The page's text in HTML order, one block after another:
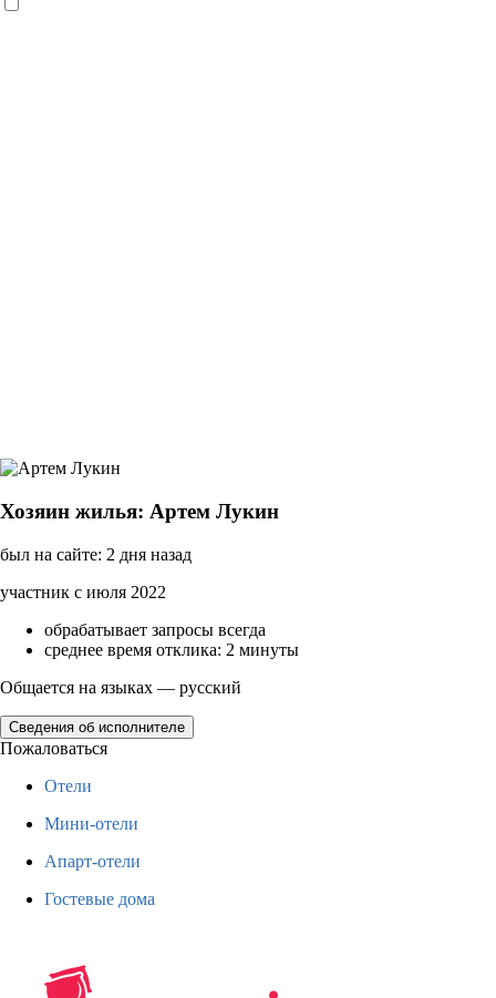
Хозяин жилья: Артем Лукин
был на сайте: 2 дня назад
участник с июля 2022
обрабатывает запросы всегда
среднее время отклика: 2 минуты
Общается на языках — русский
Сведения об исполнителе
Пожаловаться
Отели
Мини-отели
Апарт-отели
Гостевые дома